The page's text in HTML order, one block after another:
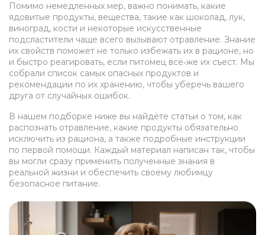
Помимо немедленных мер, важно понимать, какие
ядовитые продукты, вещества, такие как шоколад, лук,
виноград, кости и некоторые искусственные
подсластители чаще всего вызывают отравление. Знание
их свойств поможет не только избежать их в рационе, но
и быстро реагировать, если питомец всё‑же их съест. Мы
собрали список самых опасных продуктов и
рекомендации по их хранению, чтобы уберечь вашего
друга от случайных ошибок.
В нашем подборке ниже вы найдёте статьи о том, как
распознать отравление, какие продукты обязательно
исключить из рациона, а также подробные инструкции
по первой помощи. Каждый материал написан так, чтобы
вы могли сразу применить полученные знания в
реальной жизни и обеспечить своему любимцу
безопасное питание.